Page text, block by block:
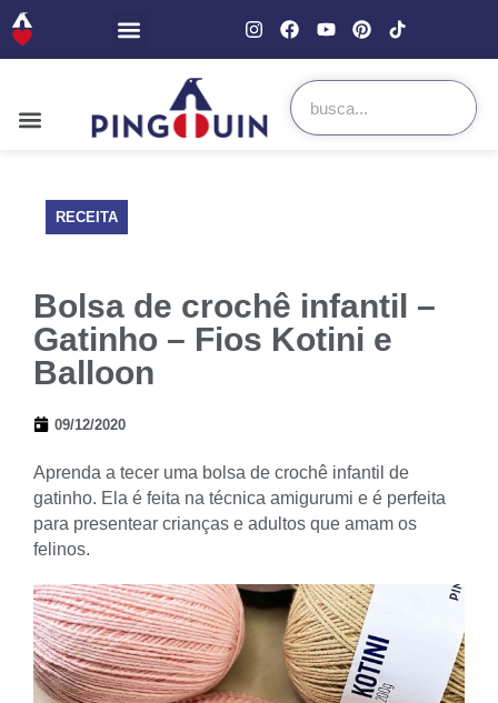
RECEITA
Bolsa de crochê infantil –
Gatinho – Fios Kotini e
Balloon
09/12/2020
Aprenda a tecer uma bolsa de crochê infantil de
gatinho. Ela é feita na técnica amigurumi e é perfeita
para presentear crianças e adultos que amam os
felinos.